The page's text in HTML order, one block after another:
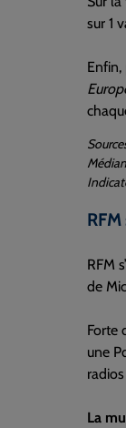
sur 1
RFM
de
Forte
une
La